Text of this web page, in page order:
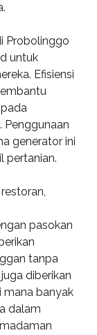
Probolinggo
untuk
Efisiensi
Penggunaan
generator ini
pertanian.
pasokan
tanpa
diberikan
mana banyak
dalam